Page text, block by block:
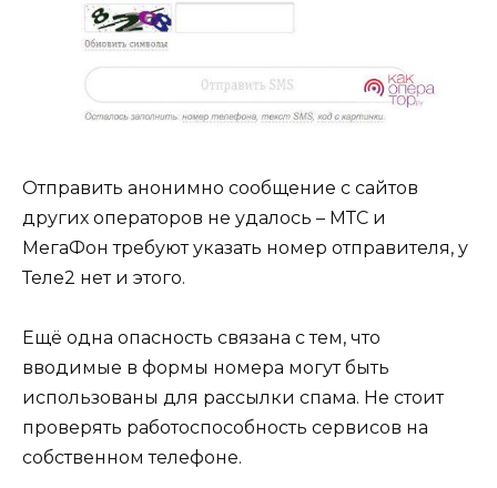
Отправить анонимно сообщение с сайтов
других операторов не удалось – МТС и
МегаФон требуют указать номер отправителя, у
Теле2 нет и этого.
Ещё одна опасность связана с тем, что
вводимые в формы номера могут быть
использованы для рассылки спама. Не стоит
проверять работоспособность сервисов на
собственном телефоне.